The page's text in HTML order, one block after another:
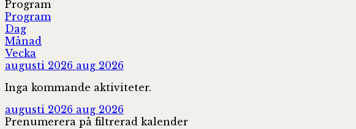
Program
Program
Dag
Månad
Vecka
augusti 2026 aug 2026
Inga kommande aktiviteter.
augusti 2026 aug 2026
Prenumerera på filtrerad kalender